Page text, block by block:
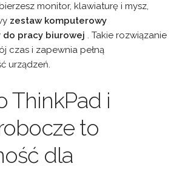
monitor, klawiaturę i mysz,
zestaw komputerowy
pracy biurowej . Takie rozwiązanie
czas i zapewnia pełną
urządzeń.
ThinkPad i
to
dla